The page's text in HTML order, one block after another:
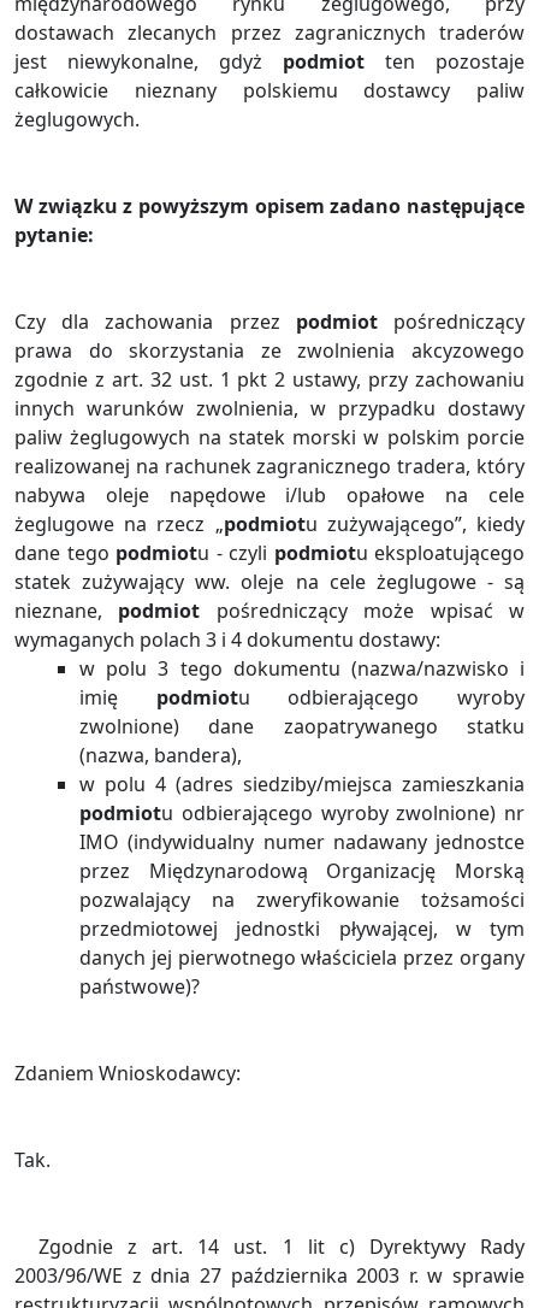
dostawach zlecanych przez zagranicznych traderów
jest niewykonalne, gdyż podmiot ten pozostaje
całkowicie nieznany polskiemu dostawcy paliw
żeglugowych.
W związku z powyższym opisem zadano następujące
pytanie:
Czy dla zachowania przez podmiotpośredniczący
prawa do skorzystania ze zwolnienia akcyzowego
zgodnie z art. 32 ust. 1 pkt 2 ustawy, przy zachowaniu
innych warunków zwolnienia, w przypadku dostawy
paliw żeglugowych na statek morski w polskim porcie
realizowanej na rachunek zagranicznego tradera, który
nabywa oleje napędowe i/lub opałowe na cele
żeglugowe na rzecz „podmiotu zużywającego”, kiedy
dane tego podmiotu - czyli podmiotu eksploatującego
statek zużywający ww. oleje na cele żeglugowe - są
nieznane, podmiot pośredniczący może wpisać w
wymaganych polach 3 i 4 dokumentu dostawy:
w polu 3 tego dokumentu (nazwa/nazwisko i
imię podmiotu odbierającego wyroby
zwolnione) dane zaopatrywanego statku
(nazwa, bandera),
w polu 4 (adres siedziby/miejsca zamieszkania
podmiotu odbierającego wyroby zwolnione) nr
IMO (indywidualny numer nadawany jednostce
przez Międzynarodową Organizację Morską
pozwalający na zweryfikowanie tożsamości
przedmiotowej jednostki pływającej, w tym
danych jej pierwotnego właściciela przez organy
państwowe)?
Zdaniem Wnioskodawcy:
Tak.
Zgodnie z art. 14 ust. 1 lit c) Dyrektywy Rady
2003/96/WE z dnia 27 października 2003 r. w sprawie